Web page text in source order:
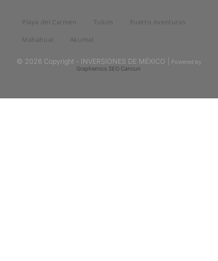
Playa del Carmen Tulum
Puerto Aventuras
Mahahual
Akumal
© 2026 Copyright - INVERSIONES DE MÉXICO |
Powered by
Graphemics SEO Cancun